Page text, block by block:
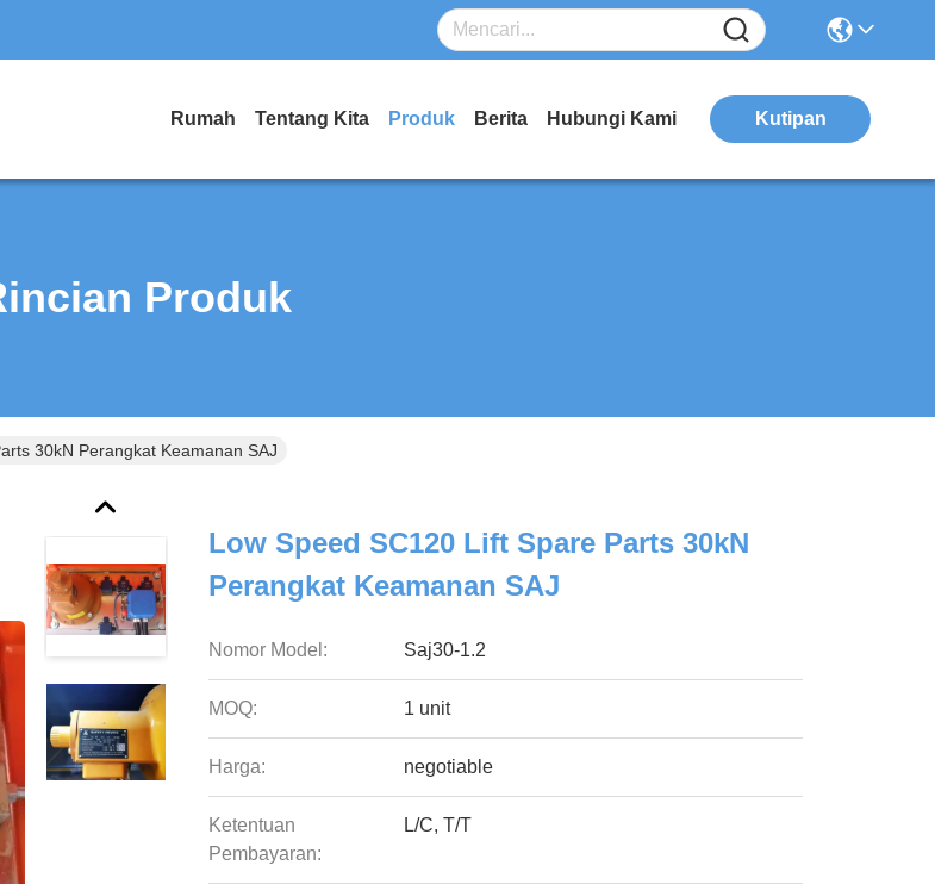
Rumah Tentang Kita Produk Berita Hubungi Kami Kutipan
Produk
30kN Perangkat Keamanan SAJ
Low Speed SC120 Lift Spare Parts 30kN
Perangkat Keamanan SAJ
Nomor Model: Saj30-1.2
MOQ: 1 unit
Harga: negotiable
Ketentuan
Pembayaran:
L/C, T/T